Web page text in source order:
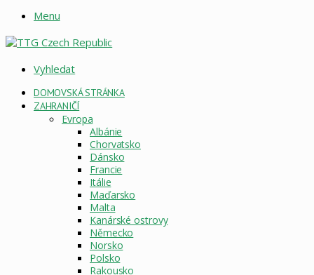
Menu
Vyhledat
DOMOVSKÁ STRÁNKA
ZAHRANIČÍ
Evropa
Albánie
Chorvatsko
Dánsko
Francie
Itálie
Maďarsko
Malta
Kanárské ostrovy
Německo
Norsko
Polsko
Rakousko